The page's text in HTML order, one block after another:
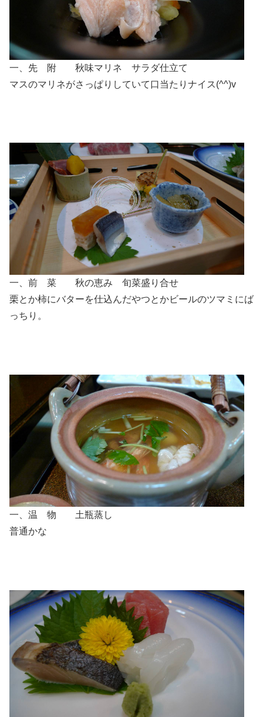
一、先 附 秋味マリネ サラダ仕立て
マスのマリネがさっぱりしていて口当たりナイス(^^)v
一、前 菜 秋の恵み 旬菜盛り合せ
栗とか柿にバターを仕込んだやつとかビールのツマミにば
っちり。
一、温 物 土瓶蒸し
普通かな